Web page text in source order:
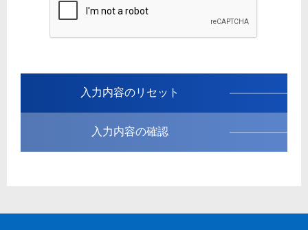
入力内容の確認